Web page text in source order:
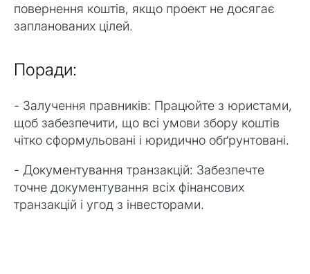
повернення коштів, якщо проект не досягає
запланованих цілей.
Поради:
- Залучення правників: Працюйте з юристами,
щоб забезпечити, що всі умови збору коштів
чітко сформульовані і юридично обґрунтовані.
- Документування транзакцій: Забезпечте
точне документування всіх фінансових
транзакцій і угод з інвесторами.